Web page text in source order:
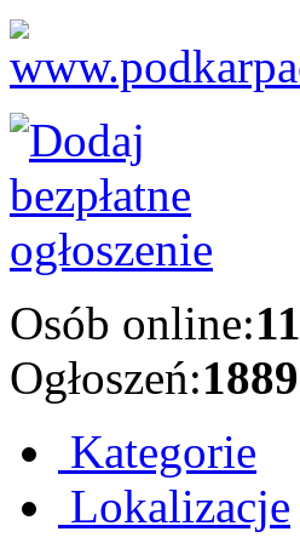
Osób online:11
Ogłoszeń:1889
Kategorie
Lokalizacje